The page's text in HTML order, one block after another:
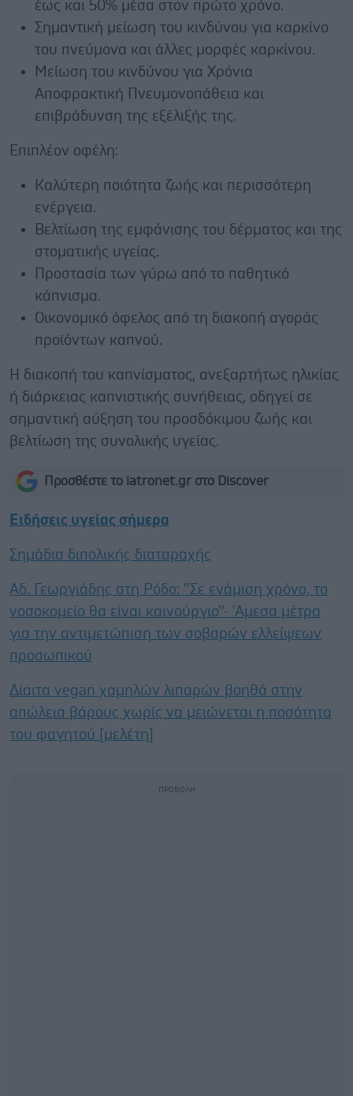
έως και 50% μέσα στον πρώτο χρόνο.
Σημαντική μείωση του κινδύνου για καρκίνο
του πνεύμονα και άλλες μορφές καρκίνου.
Μείωση του κινδύνου για Χρόνια
Αποφρακτική Πνευμονοπάθεια και
επιβράδυνση της εξέλιξής της.
Επιπλέον οφέλη:
Καλύτερη ποιότητα ζωής και περισσότερη
ενέργεια.
Βελτίωση της εμφάνισης του δέρματος και της
στοματικής υγείας.
Προστασία των γύρω από το παθητικό
κάπνισμα.
Οικονομικό όφελος από τη διακοπή αγοράς
προϊόντων καπνού.
Η διακοπή του καπνίσματος, ανεξαρτήτως ηλικίας
ή διάρκειας καπνιστικής συνήθειας, οδηγεί σε
σημαντική αύξηση του προσδόκιμου ζωής και
βελτίωση της συνολικής υγείας.
Προσθέστε το iatronet.gr στο Discover
Ειδήσεις υγείας σήμερα
Σημάδια διπολικής διαταραχής
Αδ. Γεωργιάδης στη Ρόδο: ''Σε ενάμιση χρόνο, το
νοσοκομείο θα είναι καινούργιο''- 'Αμεσα μέτρα
για την αντιμετώπιση των σοβαρών ελλείψεων
προσωπικού
Δίαιτα vegan χαμηλών λιπαρών βοηθά στην
απώλεια βάρους χωρίς να μειώνεται η ποσότητα
του φαγητού [μελέτη]